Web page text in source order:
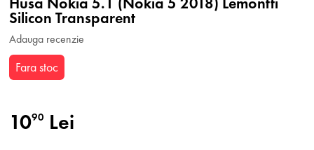
Silicon Transparent
Adauga recenzie
Fara stoc
1090 Lei